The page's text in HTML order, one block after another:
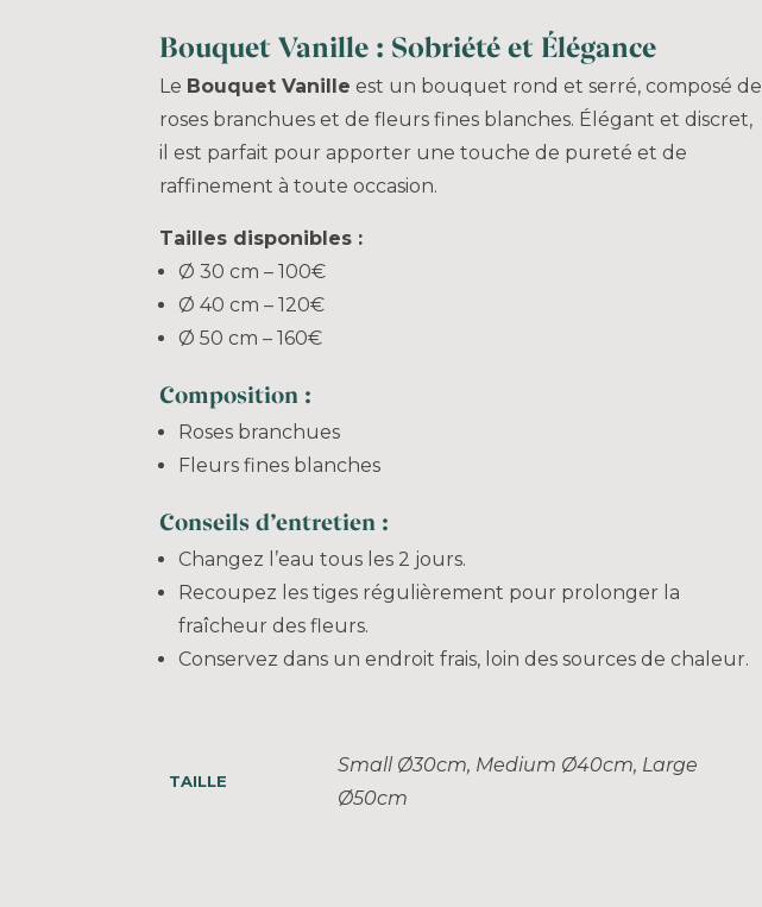
Bouquet Vanille : Sobriété et Élégance
Le Bouquet Vanille est un bouquet rond et serré, composé de
roses branchues et de fleurs fines blanches. Élégant et discret,
il est parfait pour apporter une touche de pureté et de
raffinement à toute occasion.
Tailles disponibles :
Ø 30 cm – 100€
Ø 40 cm – 120€
Ø 50 cm – 160€
Composition :
Roses branchues
Fleurs fines blanches
Conseils d’entretien :
Changez l’eau tous les 2 jours.
Recoupez les tiges régulièrement pour prolonger la
fraîcheur des fleurs.
Conservez dans un endroit frais, loin des sources de chaleur.
TAILLE
Small Ø30cm, Medium Ø40cm, Large
Ø50cm